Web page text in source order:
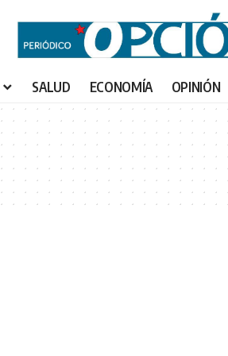
SALUD ECONOMÍA OPINIÓN